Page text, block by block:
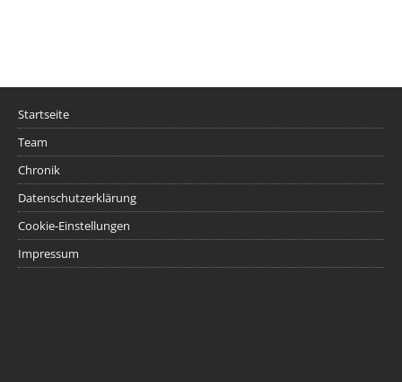
Startseite
Team
Chronik
Datenschutzerklärung
Cookie-Einstellungen
Impressum